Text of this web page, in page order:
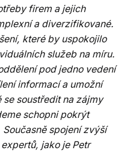
firem a jejich
a diverzifikované.
které by uspokojilo
služeb na míru.
pod jedno vedení
informací a umožní
soustředit na zájmy
schopni pokrýt
spojení zvýší
jako je Petr